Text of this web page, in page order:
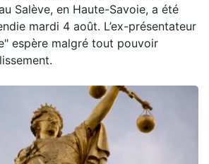
Salève, en Haute-Savoie, a été
mardi 4 août. L’ex-présentateur
espère malgré tout pouvoir